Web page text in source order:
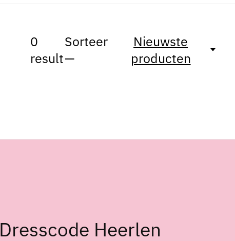
0
result
Sorteer
—
Nieuwste
producten
Dresscode Heerlen